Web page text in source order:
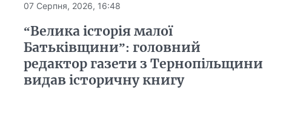
07 Серпня, 2026, 16:48
“Велика історія малої
Батьківщини”: головний
редактор газети з Тернопільщини
видав історичну книгу